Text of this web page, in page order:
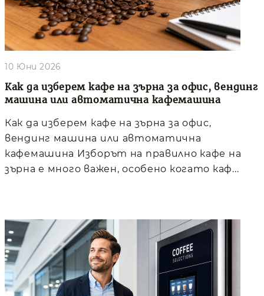
Как да изберем кафе на зърна за офис, вендинг
машина или автоматична кафемашина
10 Юни 2026
Как да изберем кафе на зърна за офис,
вендинг машина или автоматична
кафемашина Изборът на правилно кафе на
зърна е много важен, особено когато каф...